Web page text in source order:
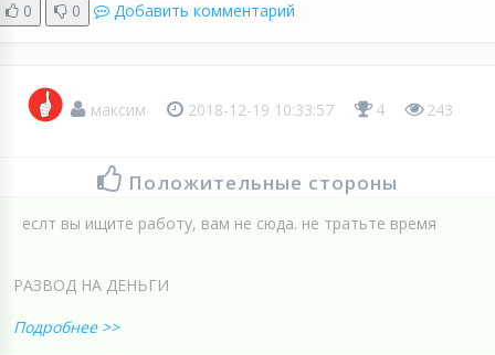
0 0 Добавить комментарий
максим 2018-12-19 10:33:57 4 243
Положительные стороны
еслт вы ищите работу, вам не сюда. не тратьте время
РАЗВОД НА ДЕНЬГИ
Подробнее >>